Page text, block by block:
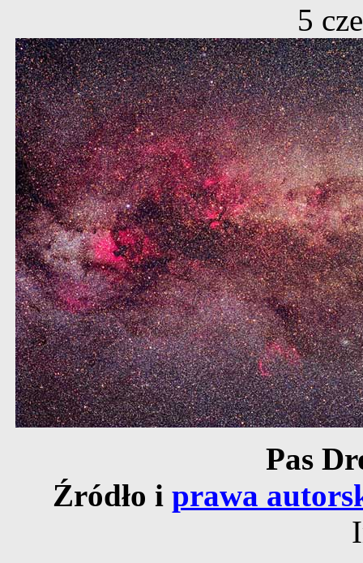
5
Pas
Źródło i prawa